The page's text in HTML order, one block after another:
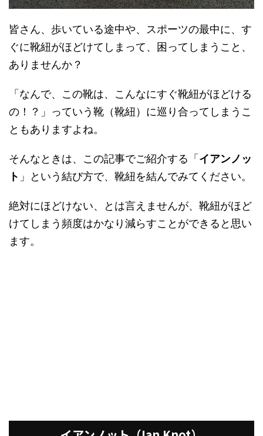
皆さん、歩いている途中や、スポーツの最中に、す
ぐに靴紐がほどけてしまって、困ってしまうこと、
ありませんか？
「なんで、この靴は、こんなにすぐ靴紐がほどける
の！？」っていう靴（靴紐）に巡り合ってしまうこ
ともありますよね。
そんなときは、この記事でご紹介する「 イアンノッ
ト 」という結び方で、靴紐を結んでみてください。
絶対にほどけない、とは言えませんが、靴紐がほど
けてしまう頻度はかなり減らすことができると思い
ます。